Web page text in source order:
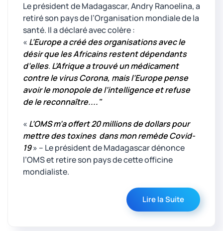
Le président de Madagascar, Andry Ranoelina, a
retiré son pays de l’Organisation mondiale de la
santé. Il a déclaré avec colère :
« L’Europe a créé des organisations avec le
désir que les Africains restent dépendants
d’elles. L’Afrique a trouvé un médicament
contre le virus Corona, mais l’Europe pense
avoir le monopole de l’intelligence et refuse
de le reconnaître...."
« L’OMS m’a offert 20 millions de dollars pour
mettre des toxines dans mon remède Covid-
19» – Le président de Madagascar dénonce
l’OMS et retire son pays de cette officine
mondialiste.
Lire la Suite